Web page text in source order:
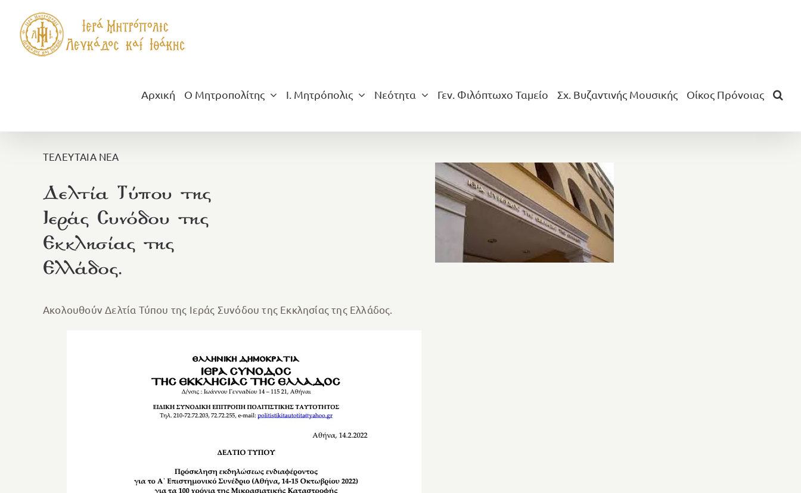
περιεχόμενο
Αρχική Ο Μητροπολίτης Ι. Μητρόπολις Νεότητα Γεν. Φιλόπτωχο Ταμείο Σχ. Βυζαντινής Μουσικής Οίκος Πρόνοιας
ΤΕΛΕΥΤΑΙΑ ΝΕΑ
Δελτία Τύπου της
Ιεράς Συνόδου της
Εκκλησίας της
Ελλάδος.
Ακολουθούν Δελτία Τύπου της Ιεράς Συνόδου της Εκκλησίας της Ελλάδος.